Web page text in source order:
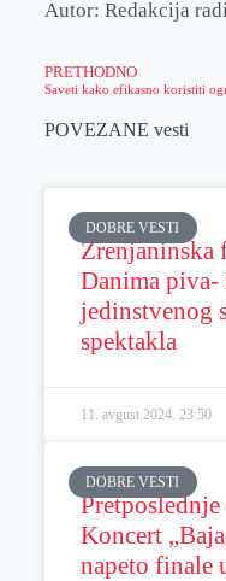
Autor: Redakcija
PRETHODNO
POVEZANE vesti
DOBRE VESTI
Zrenjaninska
Danima piva-
jedinstvenog
spektakla
11. avgust 2024. 23:50
DOBRE VESTI
Koncert
napeto finale